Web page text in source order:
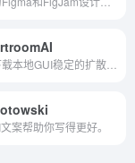
案帮助你写得更好。